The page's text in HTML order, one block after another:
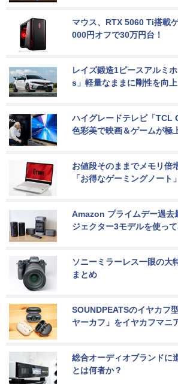
マウス、RTX 5060 Ti搭載
000円オフで30万円台！
レイズ鍛造1ピースアルミ
s」軽量なままに剛性を向上
ハイグレードテレビ「TCL
色彩美で映画＆ゲームが極
お値段そのままでメモリ倍
「お得なゲーミングノート」
Amazon プライムデー過去
ジェクター3モデルを使っ
ソニーミラーレス一眼の大
まとめ
SOUNDPEATSのイヤカフ
ヤーカフ」をイヤカフマニ
総合オーディオブランドに
とは何者か？